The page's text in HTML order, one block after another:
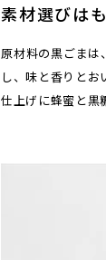
素材選びは
原材料の黒ごま
し、味と香りとお
仕上げに蜂蜜と黒